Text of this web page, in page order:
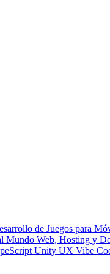
de Juegos para
Mundo Web, Hosting y
Unity UX Vibe